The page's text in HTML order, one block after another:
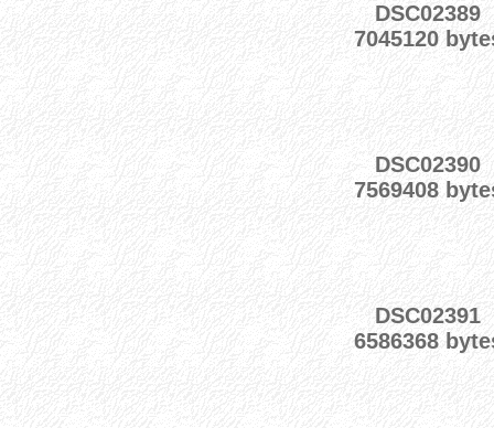
DSC02389
7045120
DSC02390
7569408
DSC02391
6586368